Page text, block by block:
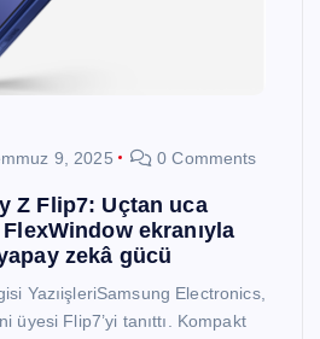
9, 2025 0 Comments
Z Flip7: Uçtan uca
ekranıyla
zekâ gücü
YazıişleriSamsung Electronics,
üyesi Flip7’yi tanıttı. Kompakt